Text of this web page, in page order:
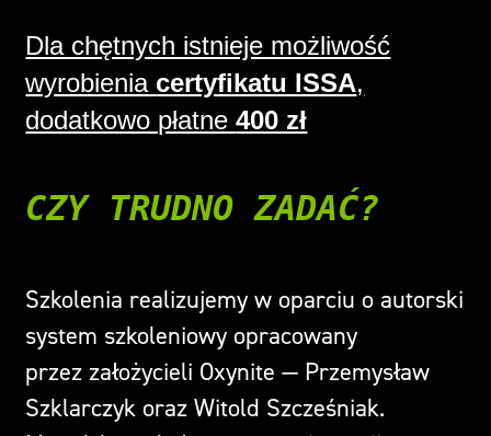
Dla chętnych istnieje możliwość
wyrobienia certyfikatu ISSA,
dodatkowo płatne400 zł
CZY TRUDNO ZADAĆ?
Szkolenia realizujemy w oparciu o autorski
system szkoleniowy opracowany
przez założycieli Oxynite — Przemysław
Szklarczyk orazWitold Szcześniak.